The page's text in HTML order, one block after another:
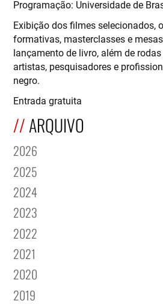
Programação: Universidade de
Exibição dos filmes selecionados,
formativas, masterclasses e
lançamento de livro, além de
artistas, pesquisadores e
negro.
Entrada gratuita
ARQUIVO
2026
2025
2024
2023
2022
2021
2020
2019